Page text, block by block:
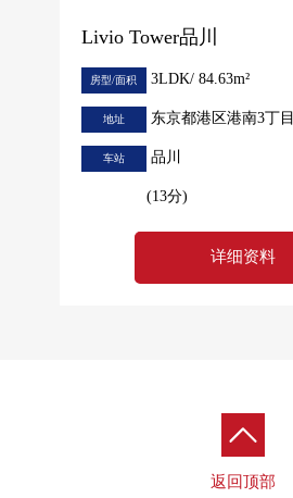
Livio Tower品川
房型/面积 3LDK/ 84.63m²
地址 东京都港区港南3丁目
车站 品川
(13分)
详细资料
返回顶部